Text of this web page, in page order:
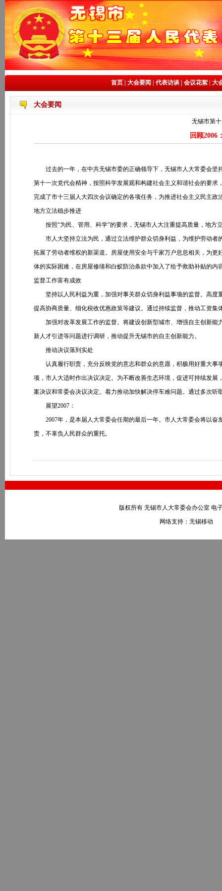
首页 大会要闻 代表访谈 会议花絮 大
大会要闻
无锡市第
回顾2006
过去的一年，在中共无锡市委的正确领导下，无锡市人大常委会坚
第十一次党代会精神，按照科学发展观和构建社会主义和谐社会的要
完成了市十三届人大四次会议确定的各项任务，为推进社会主义民主
地方立法稳步推进
按照“为民、管用、科学”的要求，无锡市人大注重提高质量，地方
市人大坚持立法为民，通过立法维护群众切身利益，为维护劳动者
拓展了劳动者维权的新渠道。房屋使用安全与千家万户息息相关，为
体的实际困难，在房屋修缮和白蚁防治条款中加入了给予救助补贴的内
监督工作富有成效
坚持以人民利益为重，加强对事关群众切身利益事项的监督。高度
提高协商质量、细化税收优惠政策等建议。通过持续监督，推动工资
加强对改革发展工作的监督。将建设创新型城市、增强自主创新能
新人才引进等问题进行调研，推动提升无锡市的自主创新能力。
推动决议落到实处
认真履行职责，充分反映党的意志和群众的意愿，积极用好重大事
项，市人大适时作出决议决定。为不断改善生态环境，促进可持续发
案决议和常委会决议决定。着力推动加快解决停车难问题。通过多次听
展望2007：
2007年，是本届人大常委会任期的最后一年。市人大常委会将以奋
责，不辜负人民群众的重托。
版权所有 无锡市人大常委会办公室 电
网络支持：无锡移动